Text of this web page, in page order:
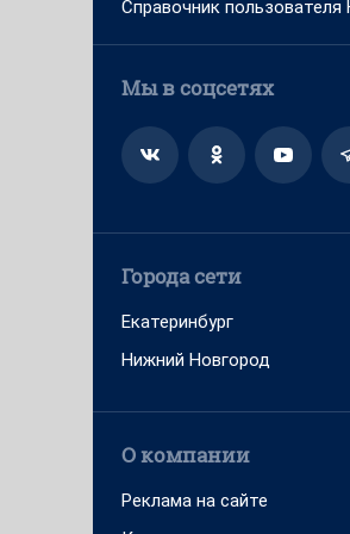
Справочник пользователя
Мы в соцсетях
Города сети
Екатеринбург
Нижний Новгород
О компании
Реклама на сайте